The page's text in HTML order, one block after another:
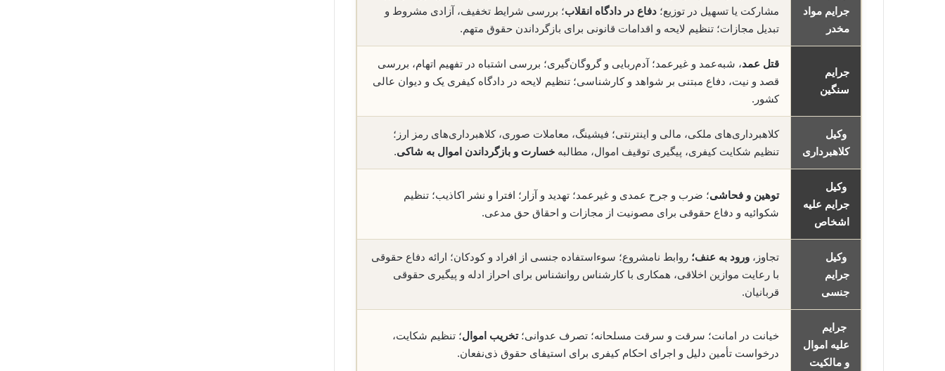
جرایم مواد
مخدر
مشارکت یا تسهیل در توزیع؛ دفاع در دادگاه انقلاب؛ بررسی شرایط تخفیف، آزادی مشروط و
تبدیل مجازات؛ تنظیم لایحه و اقدامات قانونی برای بازگرداندن حقوق متهم.
جرایم
سنگین
قتل عمد، شبه‌عمد و غیرعمد؛ آدم‌ربایی و گروگان‌گیری؛ بررسی اشتباه در تفهیم اتهام، بررسی
قصد و نیت، دفاع مبتنی بر شواهد و کارشناسی؛ تنظیم لایحه در دادگاه کیفری یک و دیوان عالی
کشور.
وکیل
کلاهبرداری
کلاهبرداری‌های ملکی، مالی و اینترنتی؛ فیشینگ، معاملات صوری، کلاهبرداری‌های رمز ارز؛
تنظیم شکایت کیفری، پیگیری توقیف اموال، مطالبه خسارت و بازگرداندن اموال به شاکی.
وکیل
جرایم علیه
اشخاص
توهین و فحاشی؛ ضرب و جرح عمدی و غیرعمد؛ تهدید و آزار؛ افترا و نشر اکاذیب؛ تنظیم
شکوائیه و دفاع حقوقی برای مصونیت از مجازات و احقاق حق مدعی.
وکیل
جرایم
جنسی
تجاوز، ورود به عنف؛ روابط نامشروع؛ سوءاستفاده جنسی از افراد و کودکان؛ ارائه دفاع حقوقی
با رعایت موازین اخلاقی، همکاری با کارشناس روانشناس برای احراز ادله و پیگیری حقوقی
قربانیان.
جرایم
علیه اموال
و مالکیت
خیانت در امانت؛ سرقت و سرقت مسلحانه؛ تصرف عدوانی؛تخریب اموال؛ تنظیم شکایت،
درخواست تأمین دلیل و اجرای احکام کیفری برای استیفای حقوق ذی‌نفعان.